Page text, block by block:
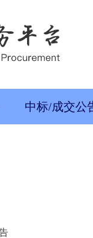
中标/成交公